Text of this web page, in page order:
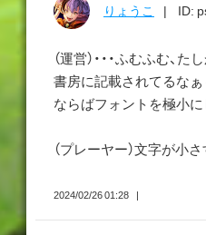
りょうこ ID:
（運営）・・・ふむふむ
書房に記載されてるなぁ
ならばフォントを極小にし
（プレーヤー）文字が小
2024/02/26 01:28